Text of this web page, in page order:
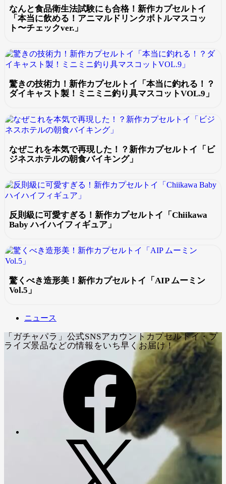
なんと食品衛生法試験にも合格！新作カプセルトイ
「本当に飲める！アニマルドリンクボトルマスコッ
ト〜チェックver.」
驚きの技術力！新作カプセルトイ「本当に釣れる！？
ダイキャスト製！ミニミニ釣り具マスコットVOL.9」
なぜこれを本気で再現した！？新作カプセルトイ「ビ
ジネスホテルの朝食バイキング」
反則級に可愛すぎる！新作カプセルトイ「Chiikawa
Baby ハイハイフィギュア」
驚くべき造形美！新作カプセルトイ「AIP ムーミン
Vol.5」
ニュース